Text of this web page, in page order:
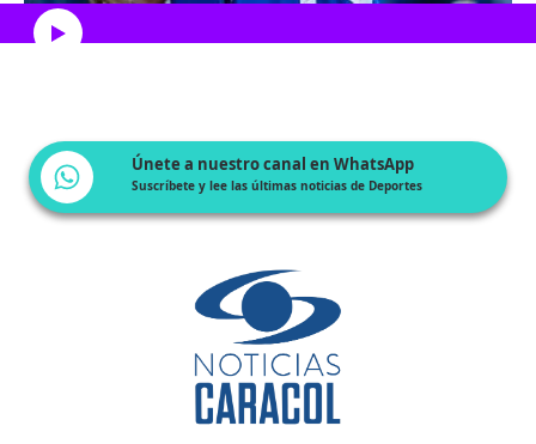
Únete a nuestro canal en WhatsApp
Suscríbete y lee las últimas noticias de Deportes